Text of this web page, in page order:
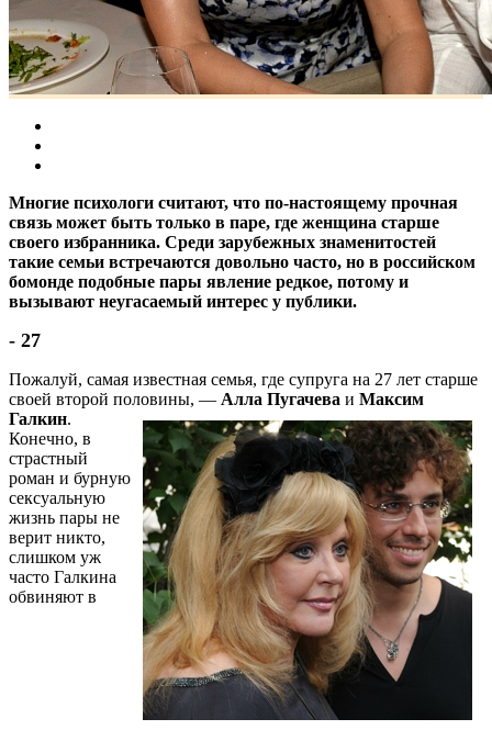
Многие психологи считают, что по-настоящему прочная
связь может быть только в паре, где женщина старше
своего избранника. Среди зарубежных знаменитостей
такие семьи встречаются довольно часто, но в российском
бомонде подобные пары явление редкое, потому и
вызывают неугасаемый интерес у публики.
- 27
Пожалуй, самая известная семья, где супруга на 27 лет старше
своей второй половины, — Алла Пугачева и Максим
Галкин.
Конечно, в
страстный
роман и бурную
сексуальную
жизнь пары не
верит никто,
слишком уж
часто Галкина
обвиняют в